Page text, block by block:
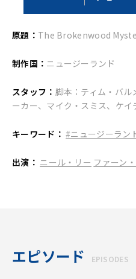
原題： The Brokenwood
制作国： ニュージーランド
スタッフ： 脚本：ティム・バ
ーカー、マイク・スミス、ケイ
キーワード： #ニュージーラン
出演： ニール・リー ファーン
エピソード EPISODES